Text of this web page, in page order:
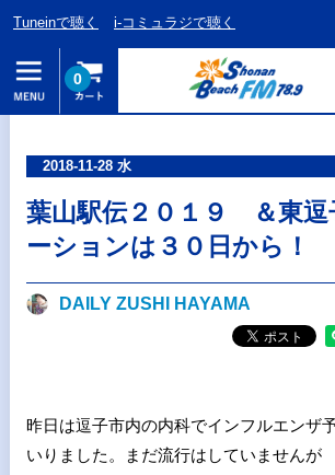
Tuneinで聴く i-コミュラジで聴く
0
2018-11-28 水
葉山駅伝２０１９ ＆東逗
ーションは３０日から！
DAILY ZUSHI HAYAMA
昨日は逗子市内の内科でインフルエンザ
いりました。まだ流行はしていませんが